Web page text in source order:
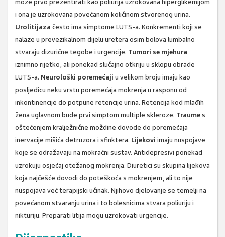
može prvo prezentirati kao poliurija uzrokovana hiperglikemijom
i ona je uzrokovana povećanom količinom stvorenog urina.
Urolitijaza često ima simptome LUTS-a. Konkrementi koji se
nalaze u prevezikalnom dijelu uretera osim bolova lumbalno
stvaraju dizurične tegobe i urgencije. Tumori se mjehura
iznimno rijetko, ali ponekad slučajno otkriju u sklopu obrade
LUTS-a. Neurološki poremećaji u velikom broju imaju kao
posljedicu neku vrstu poremećaja mokrenja u rasponu od
inkontinencije do potpune retencije urina. Retencija kod mlađih
žena uglavnom bude prvi simptom multiple skleroze. Traumes
oštećenjem kralježnične moždine dovode do poremećaja
inervacije mišića detruzora i sfinktera. Lijekovi imaju nuspojave
koje se odražavaju na mokraćni sustav. Antidepresivi ponekad
uzrokuju osjećaj otežanog mokrenja. Diuretici su skupina lijekova
koja najčešće dovodi do poteškoća s mokrenjem, ali to nije
nuspojava već terapijski učinak. Njihovo djelovanje se temelji na
povećanom stvaranju urina i to bolesnicima stvara poliuriju i
nikturiju. Preparati litija mogu uzrokovati urgencije.